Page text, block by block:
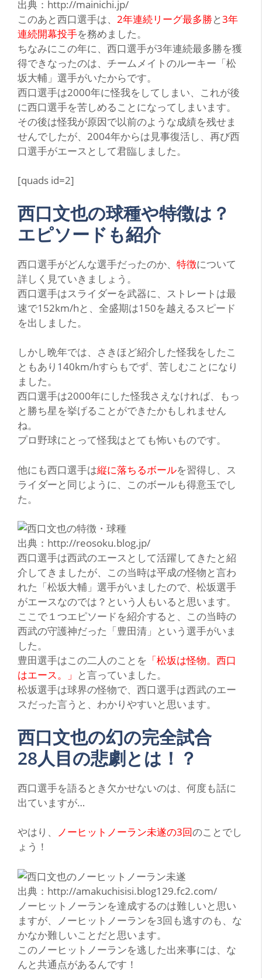
出典：http://mainichi.jp/
このあと西口選手は、 2年連続リーグ最多勝と3年
連続開幕投手を務めました。
ちなみにこの年に、西口選手が3年連続最多勝を獲
得できなったのは、チームメイトのルーキー 「松
坂大輔」 選手がいたからです。
西口選手は2000年に怪我をしてしまい、これが後
に西口選手を苦しめることになってしまいます。
その後は怪我が原因で以前のような成績を残せま
せんでしたが、2004年からは見事復活し、再び西
口選手がエースとして君臨しました。
[quads id=2]
西口文也の球種や特徴は？
エピソードも紹介
西口選手がどんな選手だったのか、 特徴について
詳しく見ていきましょう。
西口選手はスライダーを武器に、ストレートは最
速で152km/hと、全盛期は150を越えるスピード
を出しました。
しかし晩年では、さきほど紹介した怪我をしたこ
ともあり140km/hすらもでず、苦しむことになり
ました。
西口選手は2000年にした怪我さえなければ、もっ
と勝ち星を挙げることができたかもしれません
ね。
プロ野球にとって怪我はとても怖いものです。
他にも西口選手は縦に落ちるボールを習得し、ス
ライダーと同じように、このボールも得意玉でし
た。
出典：http://reosoku.blog.jp/
西口選手は西武のエースとして活躍してきたと紹
介してきましたが、この当時は平成の怪物と言わ
れた 「松坂大輔」 選手がいましたので、松坂選手
がエースなのでは？という人もいると思います。
ここで１つエピソードを紹介すると、この当時の
西武の守護神だった 「豊田清」 という選手がいま
した。
豊田選手はこの二人のことを 「松坂は怪物。西口
はエース。」 と言っていました。
松坂選手は球界の怪物で、西口選手は西武のエー
スだった言うと、わかりやすいと思います。
西口文也の幻の完全試合
28人目の悲劇とは！？
西口選手を語るとき欠かせないのは、何度も話に
出ていますが…
やはり、 ノーヒットノーラン未遂の3回のことでし
ょう！
出典：http://amakuchisisi.blog129.fc2.com/
ノーヒットノーランを達成するのは難しいと思い
ますが、ノーヒットノーランを3回も逃すのも、な
かなか難しいことだと思います。
このノーヒットノーランを逃した出来事には、な
んと共通点があるんです！